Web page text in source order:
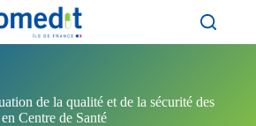
de la qualité et de la sécurité des
Centre de Santé